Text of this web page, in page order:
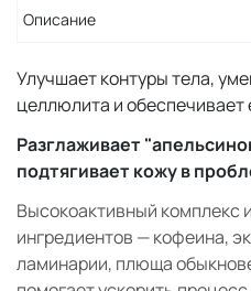
Описание
Улучшает контуры тела,
целлюлита и обеспечивает
Разглаживает
подтягивает кожу в
Высокоактивный комплекс
ингредиентов — кофеина,
ламинарии, плюща